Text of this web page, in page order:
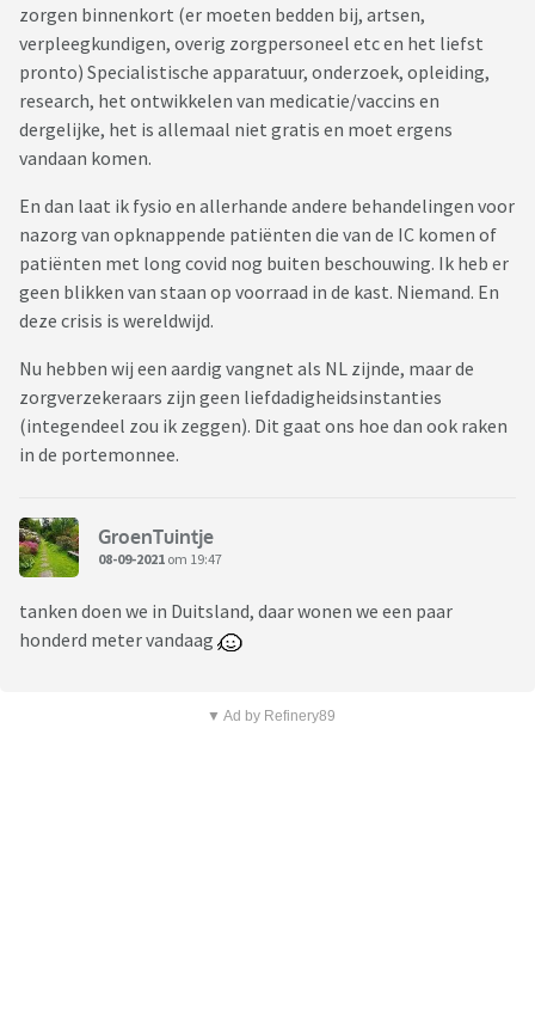
zorgen binnenkort (er moeten bedden bij, artsen,
verpleegkundigen, overig zorgpersoneel etc en het liefst
pronto) Specialistische apparatuur, onderzoek, opleiding,
research, het ontwikkelen van medicatie/vaccins en
dergelijke, het is allemaal niet gratis en moet ergens
vandaan komen.
En dan laat ik fysio en allerhande andere behandelingen voor
nazorg van opknappende patiënten die van de IC komen of
patiënten met long covid nog buiten beschouwing. Ik heb er
geen blikken van staan op voorraad in de kast. Niemand. En
deze crisis is wereldwijd.
Nu hebben wij een aardig vangnet als NL zijnde, maar de
zorgverzekeraars zijn geen liefdadigheidsinstanties
(integendeel zou ik zeggen). Dit gaat ons hoe dan ook raken
in de portemonnee.
GroenTuintje
08-09-2021 om 19:47
tanken doen we in Duitsland, daar wonen we een paar
honderd meter vandaag
▼ Ad by Refinery89